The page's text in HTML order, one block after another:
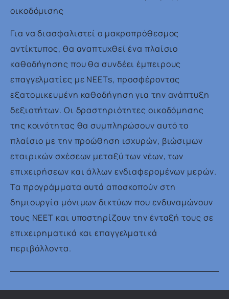
οικοδόμισης
Για να διασφαλιστεί ο μακροπρόθεσμος
αντίκτυπος, θα αναπτυχθεί ένα πλαίσιο
καθοδήγησης που θα συνδέει έμπειρους
επαγγελματίες με NEETs, προσφέροντας
εξατομικευμένη καθοδήγηση για την ανάπτυξη
δεξιοτήτων. Οι δραστηριότητες οικοδόμησης
της κοινότητας θα συμπληρώσουν αυτό το
πλαίσιο με την προώθηση ισχυρών, βιώσιμων
εταιρικών σχέσεων μεταξύ των νέων, των
επιχειρήσεων και άλλων ενδιαφερομένων μερών.
Τα προγράμματα αυτά αποσκοπούν στη
δημιουργία μόνιμων δικτύων που ενδυναμώνουν
τους NEET και υποστηρίζουν την ένταξή τους σε
επιχειρηματικά και επαγγελματικά
περιβάλλοντα.